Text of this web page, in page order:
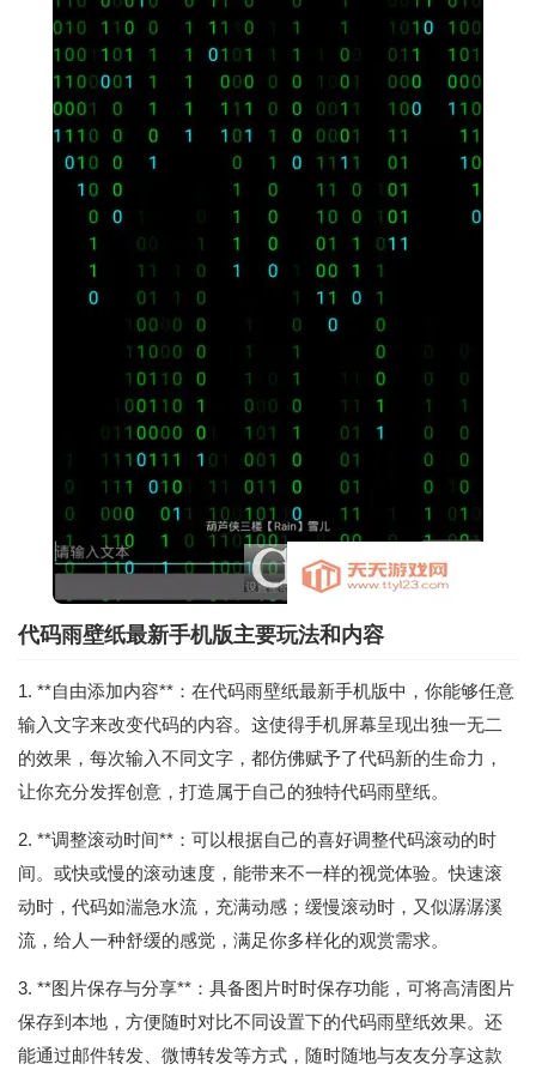
代码雨壁纸最新手机版主要玩法和内容
1. **自由添加内容**：在代码雨壁纸最新手机版中，你能够任意
输入文字来改变代码的内容。这使得手机屏幕呈现出独一无二
的效果，每次输入不同文字，都仿佛赋予了代码新的生命力，
让你充分发挥创意，打造属于自己的独特代码雨壁纸。
2. **调整滚动时间**：可以根据自己的喜好调整代码滚动的时
间。或快或慢的滚动速度，能带来不一样的视觉体验。快速滚
动时，代码如湍急水流，充满动感；缓慢滚动时，又似潺潺溪
流，给人一种舒缓的感觉，满足你多样化的观赏需求。
3. **图片保存与分享**：具备图片时时保存功能，可将高清图片
保存到本地，方便随时对比不同设置下的代码雨壁纸效果。还
能通过邮件转发、微博转发等方式，随时随地与友友分享这款